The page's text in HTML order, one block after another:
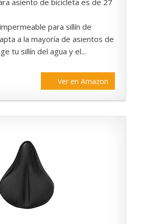
asiento de bicicleta es de 27
para sillín de
a la mayoría de asientos de
tu sillín del agua y el...
Ver en Amazon